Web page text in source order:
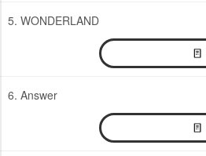
5. WONDERLAND
6. Answer